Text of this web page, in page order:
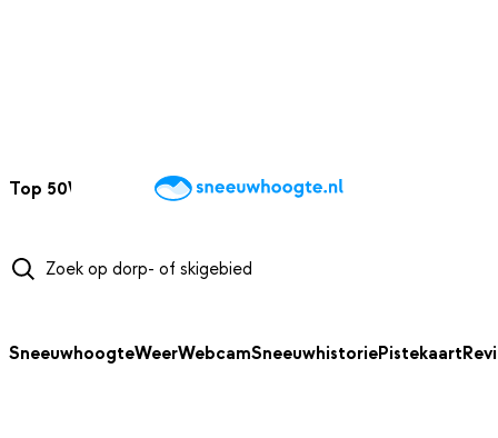
Top 50Webcams WintersportweerKaarten
SneeuwhoogteWeerWebcamSneeuwhistoriePistekaart